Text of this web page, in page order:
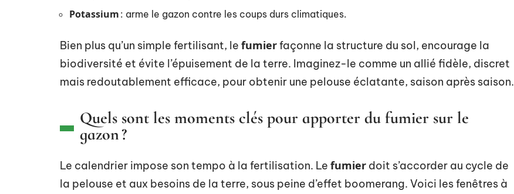
Potassium : arme le gazon contre les coups durs climatiques.
Bien plus qu’un simple fertilisant, le fumierfaçonne la structure du sol, encourage la
biodiversité et évite l’épuisement de la terre. Imaginez-le comme un allié fidèle, discret
mais redoutablement efficace, pour obtenir une pelouse éclatante, saison après saison.
Quels sont les moments clés pour apporter du fumier sur le
gazon ?
Le calendrier impose son tempo à la fertilisation. Le fumier doit s’accorder au cycle de
la pelouse et aux besoins de la terre, sous peine d’effet boomerang. Voici les fenêtres à